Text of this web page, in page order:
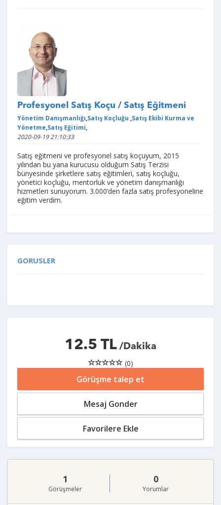
Profesyonel Satış Koçu / Satış Eğitmeni
Yönetim Danışmanlığı Satış Koçluğu Satış Ekibi Kurma ve
Yönetme Satış Eğitimi
2020-09-19 21:10:33
Satış eğitmeni ve profesyonel satış koçuyum, 2015
yılından bu yana kurucusu olduğum Satış Terzisi
bünyesinde şirketlere satış eğitimleri, satış koçluğu,
yönetici koçluğu, mentorluk ve yönetim danışmanlığı
hizmetleri sunuyorum. 3.000’den fazla satış profesyoneline
eğitim verdim.
GORUSLER
12.5 TL /Dakika
(0)
Görüşme talep et
Mesaj Gonder
Favorilere Ekle
1
Görüşmeler
0
Yorumlar